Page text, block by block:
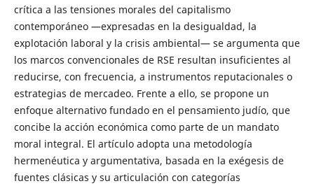
crítica a las tensiones morales del capitalismo
contemporáneo —expresadas en la desigualdad, la
explotación laboral y la crisis ambiental— se argumenta que
los marcos convencionales de RSE resultan insuficientes al
reducirse, con frecuencia, a instrumentos reputacionales o
estrategias de mercadeo. Frente a ello, se propone un
enfoque alternativo fundado en el pensamiento judío, que
concibe la acción económica como parte de un mandato
moral integral. El artículo adopta una metodología
hermenéutica y argumentativa, basada en la exégesis de
fuentes clásicas y su articulación con categorías